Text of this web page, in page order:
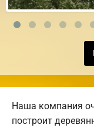
Наша компания
построит